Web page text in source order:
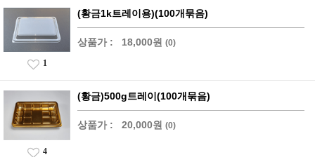
(황금1k트레이용)(100개묶음)
상품가 : 18,000원 (0)
1
(황금)500g트레이(100개묶음)
상품가 : 20,000원 (0)
4